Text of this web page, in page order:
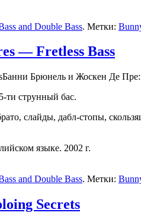
and Double Bass. Метки:
— Fretless Bass
Банни Брюнель и Жоскен Де Пре:
ти струнный бас.
слайды, дабл-стопы,
языке. 2002 г.
and Double Bass. Метки:
Secrets